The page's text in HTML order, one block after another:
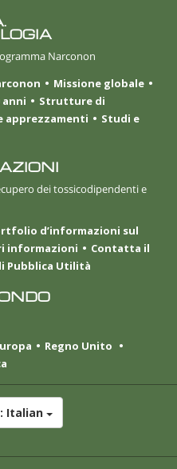
Narconon
Missione globale
anni
Strutture di
apprezzamenti
Studi e
dei tossicodipendenti e
d’informazioni sul
informazioni
Contatta il
Pubblica Utilità
Regno Unito
Italian